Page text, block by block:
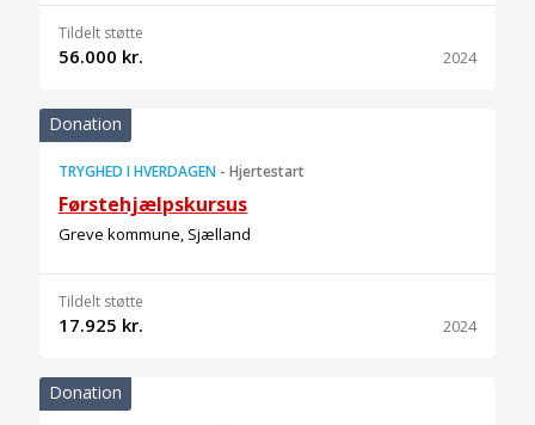
Tildelt støtte
56.000 kr. 2024
Donation
TRYGHED I HVERDAGEN - Hjertestart
Førstehjælpskursus
Greve kommune, Sjælland
Tildelt støtte
17.925 kr. 2024
Donation